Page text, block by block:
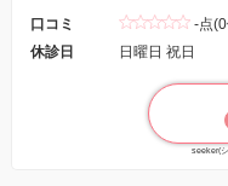
口コミ
-点
休診日
日曜日 祝日
seeker(